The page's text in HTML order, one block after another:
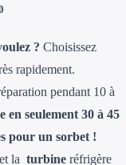
? Choisissez
rapidement.
pendant 10 à
en seulement 30 à 45
pour un sorbet !
la turbine réfrigère